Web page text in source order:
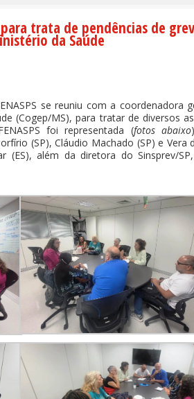
para trata de pendências de
da Saúde
se reuniu com a coordenadora
(Cogep/MS), para tratar de diversos
foi representada (fotos abaixo
(SP), Cláudio Machado (SP) e Vera
(ES), além da diretora do Sinsprev/